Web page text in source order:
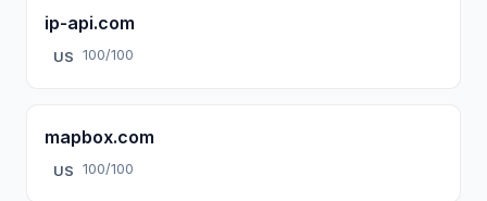
ip-api.com
US 100/100
mapbox.com
US 100/100